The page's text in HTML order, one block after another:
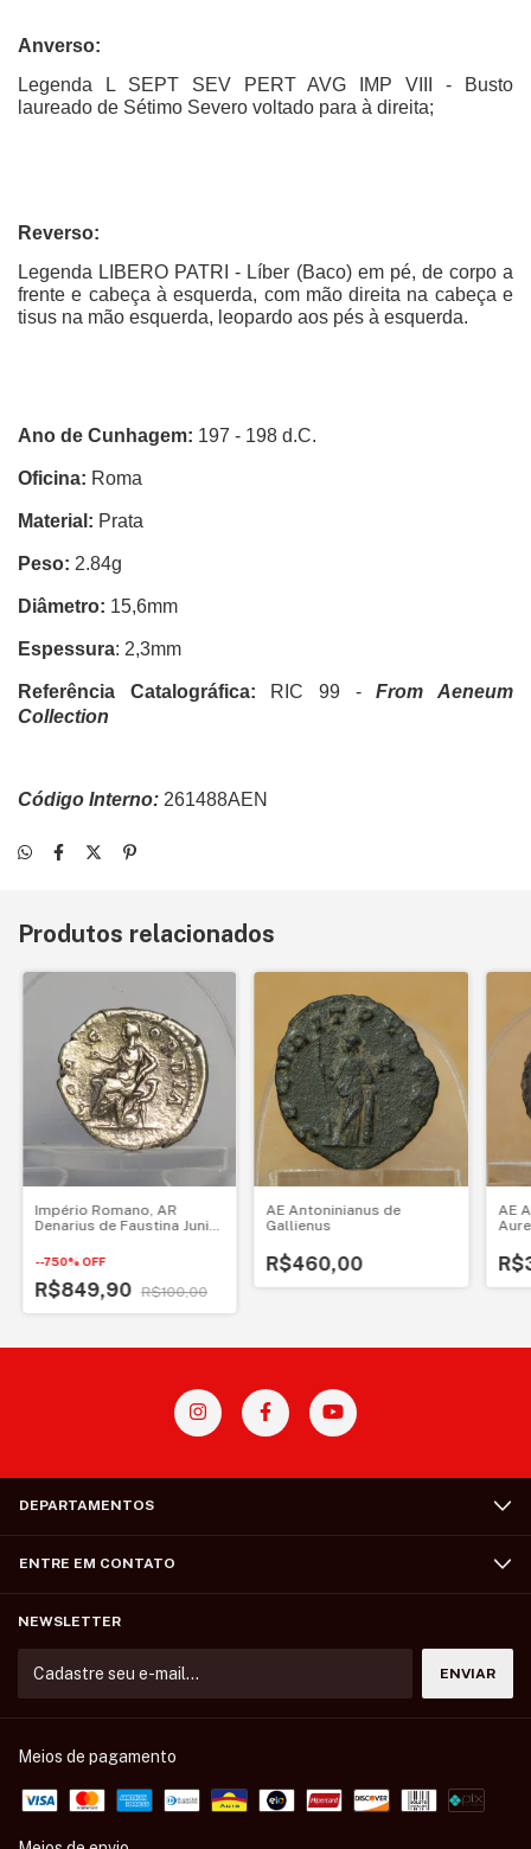
Anverso:
Legenda L SEPT SEV PERT AVG IMP VIII - Busto
laureado de Sétimo Severo voltado para à direita;
Reverso:
Legenda LIBERO PATRI - Líber (Baco) em pé, de corpo a
frente e cabeça à esquerda, com mão direita na cabeça e
tisus na mão esquerda, leopardo aos pés à esquerda.
Ano de Cunhagem: 197 - 198 d.C.
Oficina: Roma
Material: Prata
Peso: 2.84g
Diâmetro: 15,6mm
Espessura: 2,3mm
Referência Catalográfica: RIC 99 -From Aeneum
Collection
Código Interno: 261488AEN
Produtos relacionados
Império Romano, AR
Denarius de Faustina Junior
--750%OFF
R$849,90 R$100,00
AE Antoninianus de
Gallienus
R$460,00
AE
DEPARTAMENTOS
ENTRE EM CONTATO
NEWSLETTER
Meios de pagamento